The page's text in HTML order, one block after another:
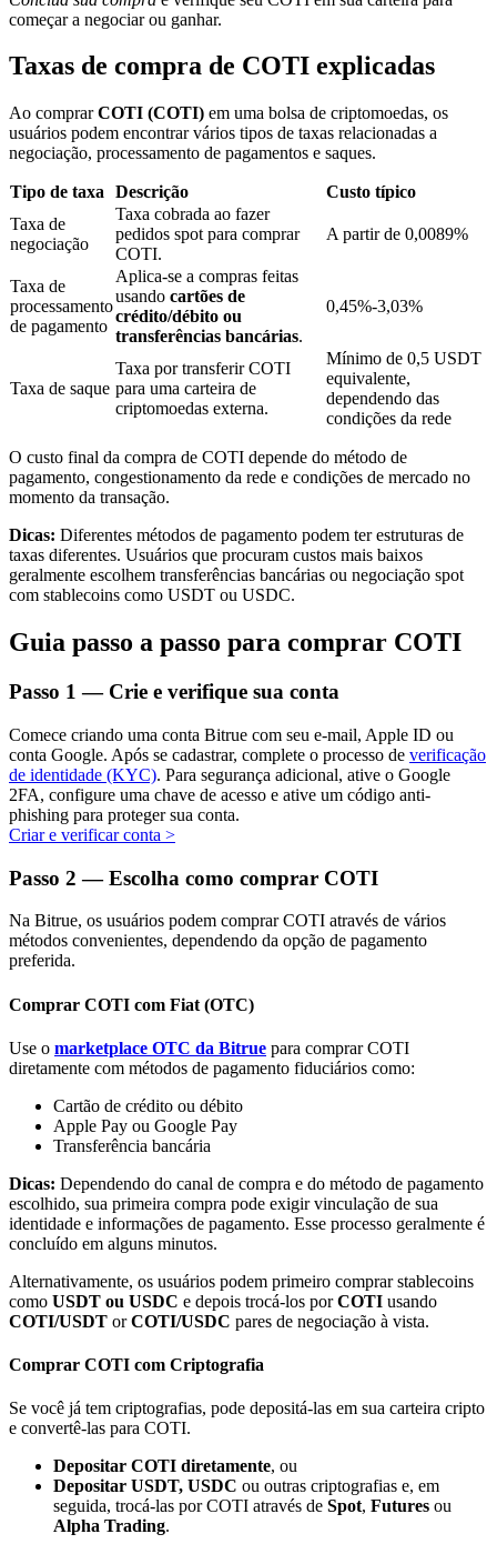
Bloqueios de BTR
Investimentos exclusivos para titulares de BTR
Empréstimos
Serviço de empréstimo apoiado por criptografia
Investimento Automático
Obtenha lucro a longo prazo e interesses flexíveis
Bitrue
AI
Parceiros Bitrue
Afiliados Bitrue
começar a negociar ou ganhar.
Taxas de compra de COTI explicadas
Ao comprarCOTI (COTI) em uma bolsa de criptomoedas, os
usuários podem encontrar vários tipos de taxas relacionadas a
negociação, processamento de pagamentos e saques.
Tipo de taxa Descrição
Custo típico
Taxa de
negociação
Taxa cobrada ao fazer
pedidos spot para comprar
COTI.
A partir de 0,0089%
Taxa de
processamento
de pagamento
Aplica-se a compras feitas
usando cartões de
crédito/débito ou
transferências bancárias.
0,45%-3,03%
Taxa de saque
Taxa por transferir COTI
para uma carteira de
criptomoedas externa.
Mínimo de 0,5 USDT
equivalente,
dependendo das
condições da rede
O custo final da compra de COTI depende do método de
pagamento, congestionamento da rede e condições de mercado no
momento da transação.
Dicas: Diferentes métodos de pagamento podem ter estruturas de
taxas diferentes. Usuários que procuram custos mais baixos
geralmente escolhem transferências bancárias ou negociação spot
com stablecoins como USDT ou USDC.
Guia passo a passo para comprar COTI
Passo 1 — Crie e verifique sua conta
Comece criando uma conta Bitrue com seu e-mail, Apple ID ou
conta Google. Após se cadastrar, complete o processo de verificação
de identidade (KYC). Para segurança adicional, ative o Google
2FA, configure uma chave de acesso e ative um código anti-
phishing para proteger sua conta.
Criar e verificar conta >
Passo 2 — Escolha como comprar COTI
Na Bitrue, os usuários podem comprar COTI através de vários
métodos convenientes, dependendo da opção de pagamento
preferida.
Comprar COTI com Fiat (OTC)
Use o marketplace OTC da Bitrue para comprar COTI
diretamente com métodos de pagamento fiduciários como:
Cartão de crédito ou débito
Apple Pay ou Google Pay
Transferência bancária
Dicas: Dependendo do canal de compra e do método de pagamento
escolhido, sua primeira compra pode exigir vinculação de sua
identidade e informações de pagamento. Esse processo geralmente é
concluído em alguns minutos.
Alternativamente, os usuários podem primeiro comprar stablecoins
como USDT ou USDC e depois trocá-los porCOTI usando
COTI/USDT orCOTI/USDC pares de negociação à vista.
Comprar COTI com Criptografia
Se você já tem criptografias, pode depositá-las em sua carteira cripto
e convertê-las para COTI.
Depositar COTI diretamente, ou
Depositar USDT, USDC ou outras criptografias e, em
seguida, trocá-las por COTI através de Spot, Futures ou
Alpha Trading.